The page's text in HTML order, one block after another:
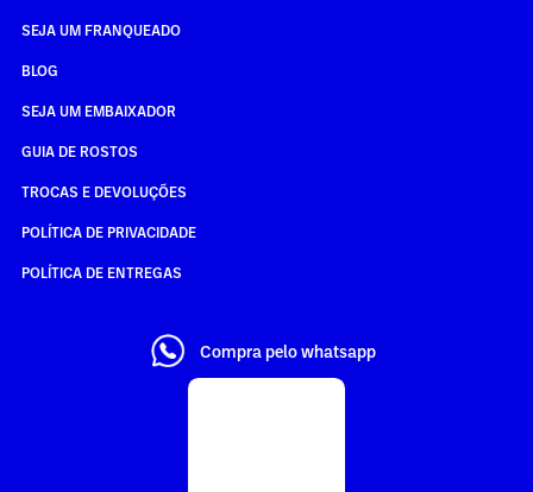
SEJA UM FRANQUEADO
BLOG
SEJA UM EMBAIXADOR
GUIA DE ROSTOS
TROCAS E DEVOLUÇÕES
POLÍTICA DE PRIVACIDADE
POLÍTICA DE ENTREGAS
Compra pelo whatsapp